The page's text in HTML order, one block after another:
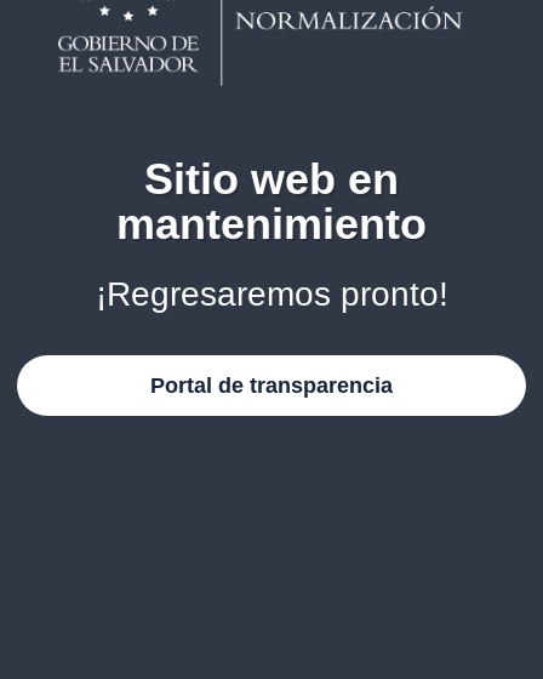
Sitio web en
mantenimiento
¡Regresaremos pronto!
Portal de transparencia